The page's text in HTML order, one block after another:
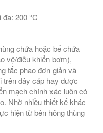
200 °C
chứa hoặc bể chứa
vệ/điều khiển bơm),
tắc phao đơn giản và
trên dây cáp hay được
mạch chính xác luôn có
Nhờ nhiều thiết kế khác
hiện từ bên hông thùng